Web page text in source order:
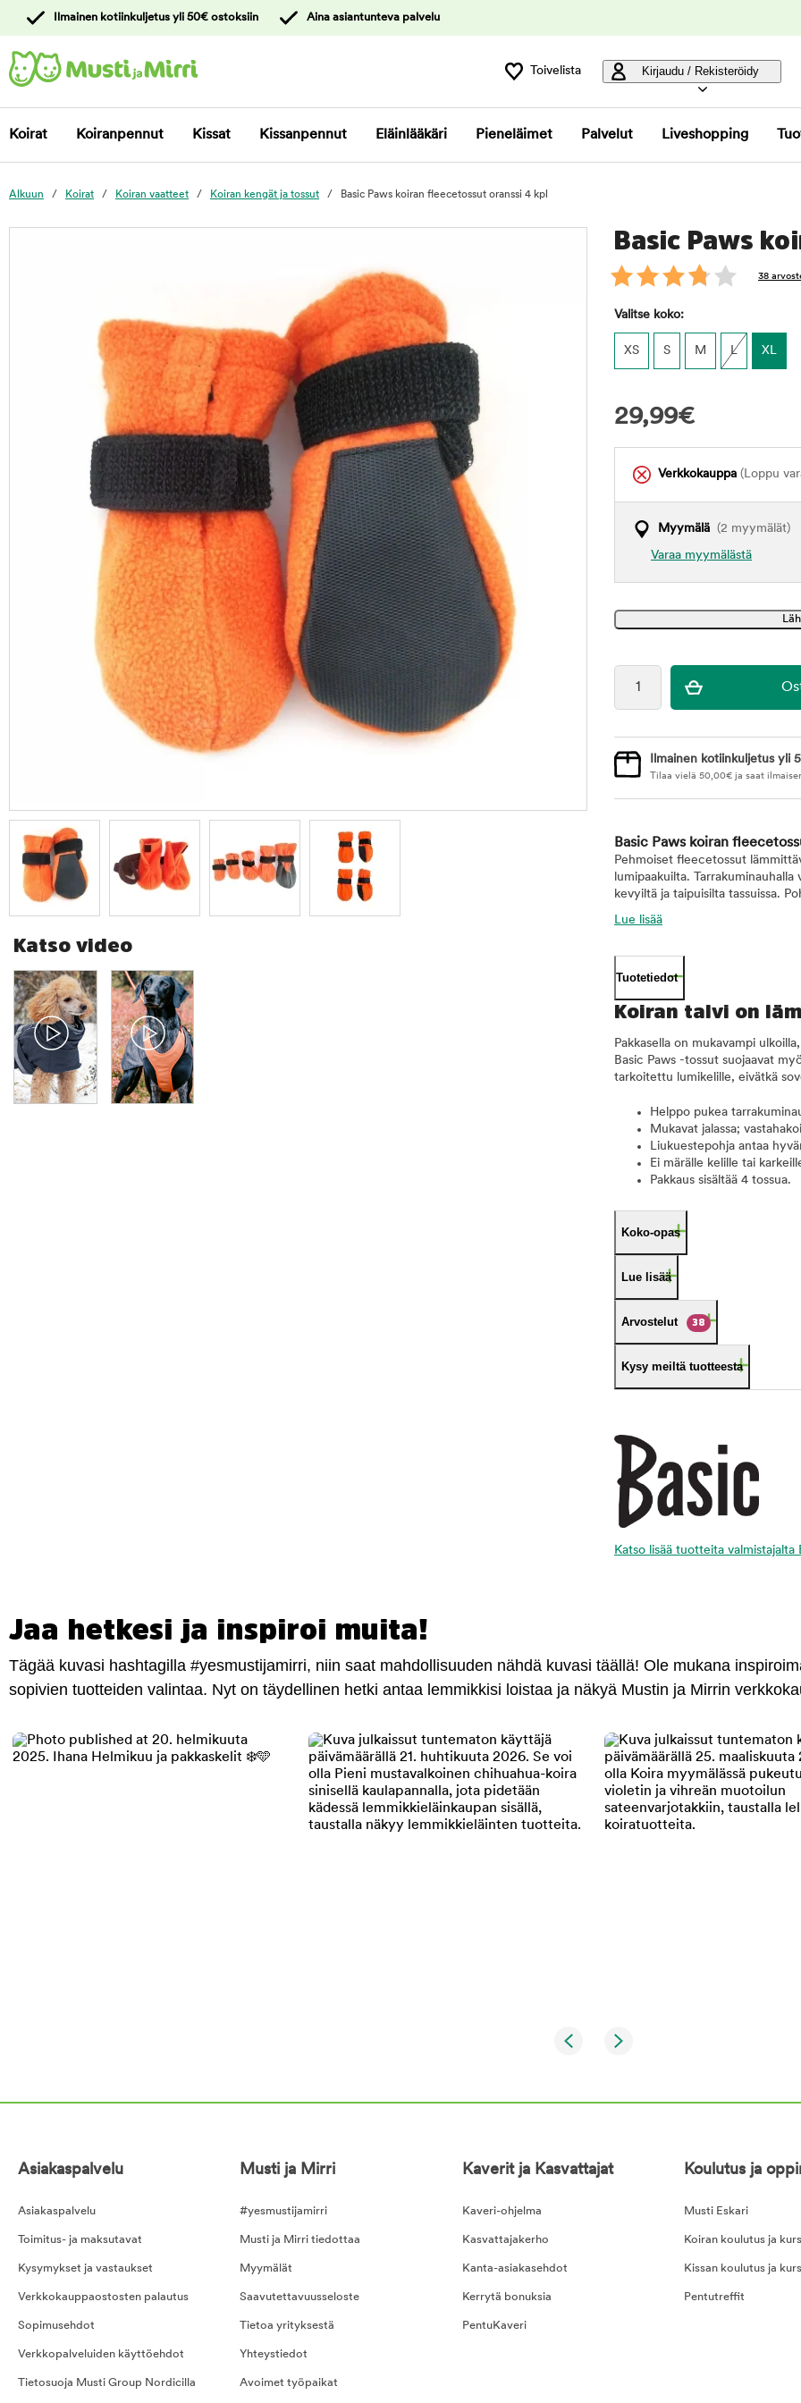
asiakaspalveluun
Ilmainen kotiinkuljetus yli 50€ ostoksiin Aina asiantunteva palvelu
Toivelista Kirjaudu / Rekisteröidy
Koirat Koiranpennut Kissat Kissanpennut Eläinlääkäri Pieneläimet Palvelut Liveshopping
Alkuun Koirat Koiran vaatteet Koiran kengät ja tossut Basic Paws koiran fleecetossut oranssi 4 kpl
Basic Paws
38
Katso video
Valitse koko:
XS S M L XL
29,99€
Verkkokauppa (Loppu
Myymälä (2 myymälät)
Varaa myymälästä
Ilmainen kotiinkuljetus yli
Tilaa vielä 50,00€ ja saat
Basic Paws koiran
Pehmoiset fleecetossut
lumipaakuilta.
kevyiltä ja taipuisilta tassuissa.
Lue lisää
Tuotetiedot
Koiran talvi on
Pakkasella on mukavampi
Basic Paws -tossut suojaavat
tarkoitettu lumikelille, eivätkä
Helppo pukea
Mukavat jalassa;
Liukuestepohja antaa
Ei märälle kelille tai
Pakkaus sisältää 4 tossua.
Koko-opas
Lue lisää
Arvostelut 38
Kysy meiltä tuotteesta
Katso lisää tuotteita valmistajalta
Jaa hetkesi ja inspiroi muita!
Tägää kuvasi hashtagilla #yesmustijamirri, niin saat mahdollisuuden nähdä kuvasi täällä! Ole mukana
sopivien tuotteiden valintaa. Nyt on täydellinen hetki antaa lemmikkisi loistaa ja näkyä Mustin ja Mirrin
Asiakaspalvelu
Asiakaspalvelu
Toimitus- ja maksutavat
Kysymykset ja vastaukset
Verkkokauppaostosten palautus
Sopimusehdot
Verkkopalveluiden käyttöehdot
Tietosuoja Musti Group Nordicilla
Musti ja Mirri
#yesmustijamirri
Musti ja Mirri tiedottaa
Myymälät
Saavutettavuusseloste
Tietoa yrityksestä
Yhteystiedot
Avoimet työpaikat
Kaverit ja Kasvattajat
Kaveri-ohjelma
Kasvattajakerho
Kanta-asiakasehdot
Kerrytä bonuksia
PentuKaveri
Koulutus ja
Musti Eskari
Koiran koulutus ja
Kissan koulutus ja
Pentutreffit